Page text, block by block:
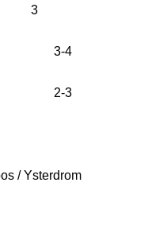
3
3-4
2-3
/ Ysterdrom